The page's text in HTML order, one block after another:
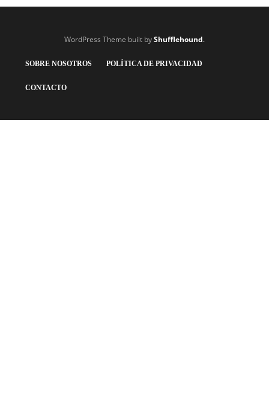
WordPress Theme built byShufflehound.
SOBRE NOSOTROS POLÍTICA DE PRIVACIDAD
CONTACTO